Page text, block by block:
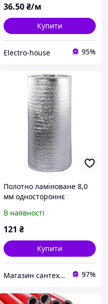
36.50₴/м
Купити
Electro-house 95%
Полотно ламіноване 8,0
мм одностороннє
(продається лише
рулонами)
В наявності
121 ₴
Купити
Магазин сантехніки "Теплокомфорт" 97%